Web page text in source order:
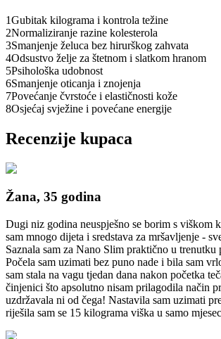
1Gubitak kilograma i kontrola težine
2Normaliziranje razine kolesterola
3Smanjenje želuca bez hirurškog zahvata
4Odsustvo želje za štetnom i slatkom hranom
5Psihološka udobnost
6Smanjenje oticanja i znojenja
7Povećanje čvrstoće i elastičnosti kože
8Osjećaj svježine i povećane energije
Recenzije kupaca
Žana, 35 godina
Dugi niz godina neuspješno se borim s viškom
sam mnogo dijeta i sredstava za mršavljenje -
Saznala sam za Nano Slim praktično u trenutku
Počela sam uzimati bez puno nade i bila sam
sam stala na vagu tjedan dana nakon početka
činjenici što apsolutno nisam prilagodila način
uzdržavala ni od čega! Nastavila sam uzimati
riješila sam se 15 kilograma viška u samo